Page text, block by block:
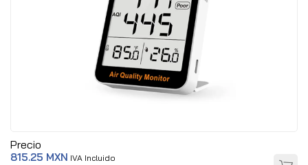
Precio
815.25 MXN IVA Incluido